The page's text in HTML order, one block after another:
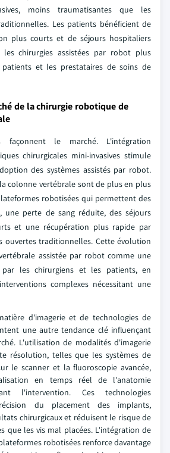
moins traumatisantes que les
Les patients bénéficient de
plus courts et de séjours hospitaliers
chirurgies assistées par robot plus
et les prestataires de soins de
de la chirurgie robotique de
façonnent le marché. L'intégration
chirurgicales mini-invasives stimule
des systèmes assistés par robot.
colonne vertébrale sont de plus en plus
robotisées qui permettent des
une perte de sang réduite, des séjours
et une récupération plus rapide par
ouvertes traditionnelles. Cette évolution
assistée par robot comme une
par les chirurgiens et les patients, en
complexes nécessitant une
d'imagerie et de technologies de
une autre tendance clé influençant
L'utilisation de modalités d'imagerie
résolution, telles que les systèmes de
le scanner et la fluoroscopie avancée,
en temps réel de l'anatomie
l'intervention. Ces technologies
du placement des implants,
chirurgicaux et réduisent le risque de
que les vis mal placées. L'intégration de
robotisées renforce davantage